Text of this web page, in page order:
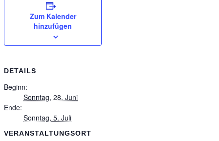
Zum Kalender
hinzufügen
DETAILS
Beginn:
Sonntag, 28. Juni
Ende:
Sonntag, 5. Juli
VERANSTALTUNGSORT